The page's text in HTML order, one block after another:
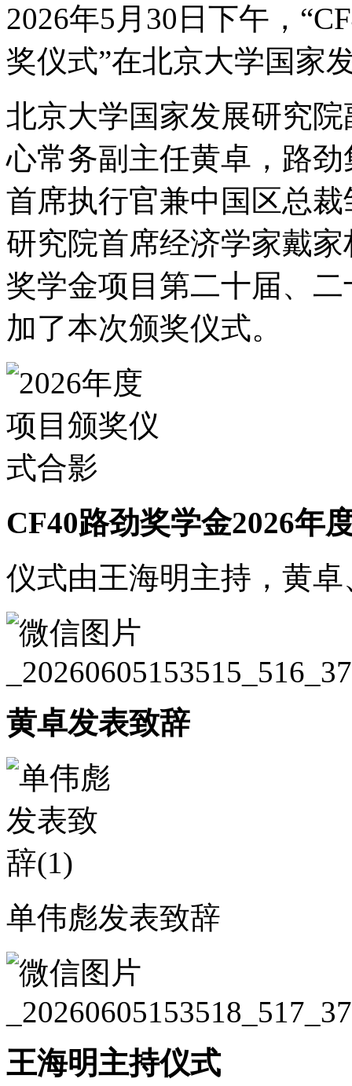
2026年5月30日下午，
奖仪式”在北京大学国家
北京大学国家发展研究
心常务副主任黄卓，路
首席执行官兼中国区总
研究院首席经济学家戴
奖学金项目第二十届、
加了本次颁奖仪式。
CF40路劲奖学金2026年
仪式由王海明主持，黄
黄卓发表致辞
单伟彪发表致辞
王海明主持仪式